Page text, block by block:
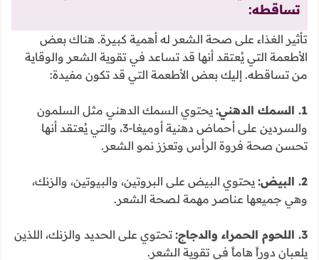
تساقطه:
تأثير الغذاء على صحة الشعر له أهمية كبيرة. هناك بعض
الأطعمة التي يُعتقد أنها قد تساعد في تقوية الشعر والوقاية
من تساقطه. إليك بعض الأطعمة التي قد تكون مفيدة:
1. السمك الدهني:
يحتوي السمك الدهني مثل السلمون
والسردين على أحماض دهنية أوميغا-3، والتي يُعتقد أنها
تحسن صحة فروة الرأس وتعزز نمو الشعر.
2. البيض:
يحتوي البيض على البروتين، والبيوتين، والزنك،
وهي جميعها عناصر مهمة لصحة الشعر.
3. اللحوم الحمراء والدجاج:
تحتوي على الحديد والزنك، اللذين
يلعبان دوراً هاماً في تقوية الشعر.